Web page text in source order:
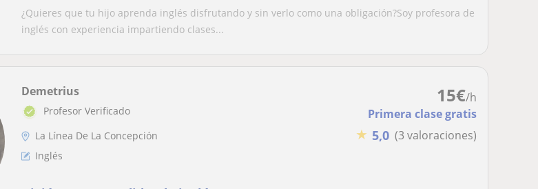
¿Quieres que tu hijo aprenda inglés disfrutando y sin verlo como una obligación?Soy profesora de
inglés con experiencia impartiendo clases...
15€/h
Primera clase gratis
★ 5,0 (3 valoraciones)
Demetrius
Profesor Verificado
La Línea De La Concepción
Inglés